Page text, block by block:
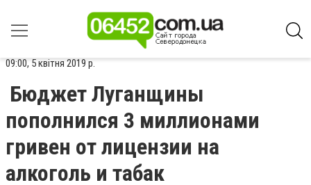
09:00, 5 квітня 2019 р.
Бюджет Луганщины
пополнился 3 миллионами
гривен от лицензии на
алкоголь и табак